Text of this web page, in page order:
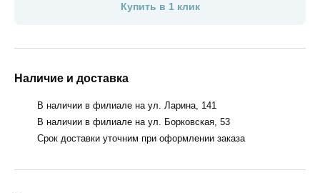
Купить в 1 клик
Наличие и доставка
В наличии в филиале на ул. Ларина, 141
В наличии в филиале на ул. Борковская, 53
Срок доставки уточним при оформлении заказа